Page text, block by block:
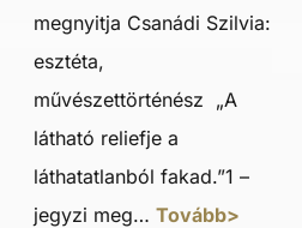
megnyitja Csanádi Szilvia:
esztéta,
művészettörténész „A
látható reliefje a
láthatatlanból fakad.”1 –
jegyzi meg… Tovább>